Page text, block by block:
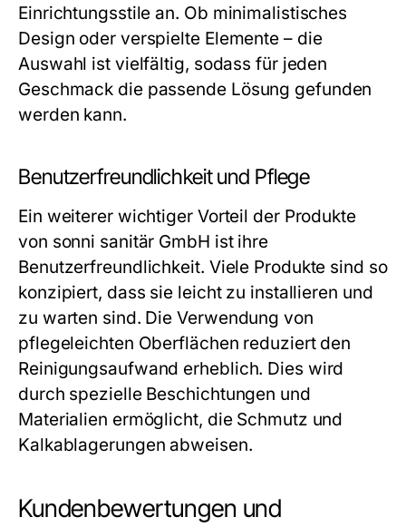
Einrichtungsstile an. Ob minimalistisches
Design oder verspielte Elemente – die
Auswahl ist vielfältig, sodass für jeden
Geschmack die passende Lösung gefunden
werden kann.
Benutzerfreundlichkeit und Pflege
Ein weiterer wichtiger Vorteil der Produkte
von sonni sanitär GmbH ist ihre
Benutzerfreundlichkeit. Viele Produkte sind so
konzipiert, dass sie leicht zu installieren und
zu warten sind. Die Verwendung von
pflegeleichten Oberflächen reduziert den
Reinigungsaufwand erheblich. Dies wird
durch spezielle Beschichtungen und
Materialien ermöglicht, die Schmutz und
Kalkablagerungen abweisen.
Kundenbewertungen und